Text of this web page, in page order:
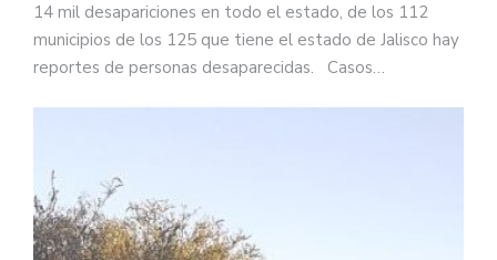
14 mil desapariciones en todo el estado, de los 112
municipios de los 125 que tiene el estado de Jalisco hay
reportes de personas desaparecidas. Casos…